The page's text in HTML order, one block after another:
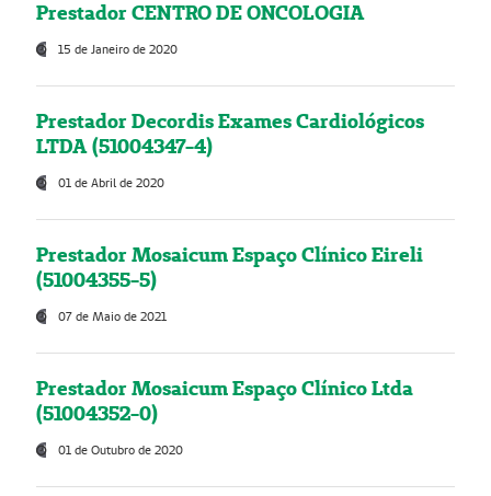
Prestador CENTRO DE ONCOLOGIA
15 de Janeiro de 2020
Prestador Decordis Exames Cardiológicos
LTDA (51004347-4)
01 de Abril de 2020
Prestador Mosaicum Espaço Clínico Eireli
(51004355-5)
07 de Maio de 2021
Prestador Mosaicum Espaço Clínico Ltda
(51004352-0)
01 de Outubro de 2020